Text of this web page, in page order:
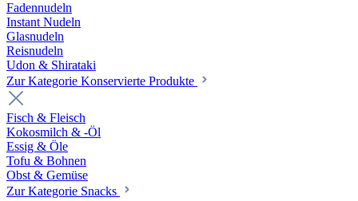
Fadennudeln
Instant Nudeln
Glasnudeln
Reisnudeln
Udon & Shirataki
Zur Kategorie Konservierte Produkte
Fisch & Fleisch
Kokosmilch & -Öl
Essig & Öle
Tofu & Bohnen
Obst & Gemüse
Zur Kategorie Snacks